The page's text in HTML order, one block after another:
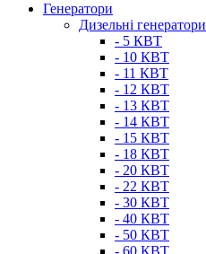
Генератори
Дизельні генератори
- 5 КВТ
- 10 КВТ
- 11 КВТ
- 12 КВТ
- 13 КВТ
- 14 КВТ
- 15 КВТ
- 18 КВТ
- 20 КВТ
- 22 КВТ
- 30 КВТ
- 40 КВТ
- 50 КВТ
- 60 КВТ